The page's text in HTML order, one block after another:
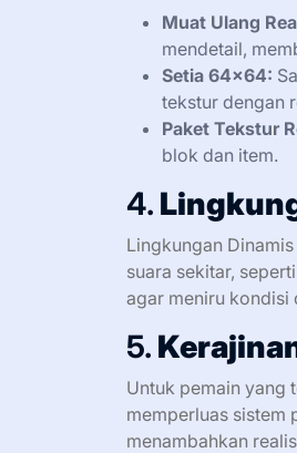
Muat Ulang
mendetail,
Setia 64×64:
tekstur dengan
Paket Tekstur
blok dan item.
4.
Lingkungan
suara sekitar,
agar meniru kondisi
5.
Untuk pemain yang
memperluas sistem
menambahkan